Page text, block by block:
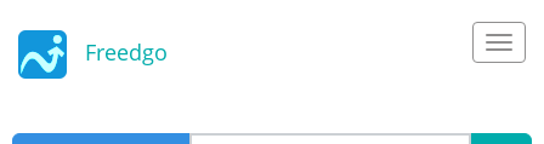
Freedgo